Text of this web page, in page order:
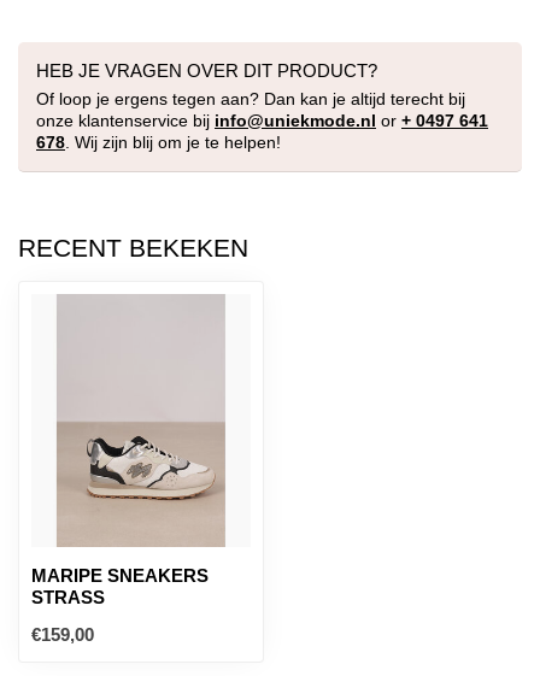
HEB JE VRAGEN OVER DIT PRODUCT?
Of loop je ergens tegen aan? Dan kan je altijd terecht bij
onze klantenservice bij info@uniekmode.nl or + 0497 641
678. Wij zijn blij om je te helpen!
RECENT BEKEKEN
MARIPE SNEAKERS
STRASS
€159,00